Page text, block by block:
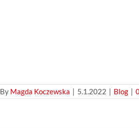
By Magda Koczewska | 5.1.2022 | Blog |